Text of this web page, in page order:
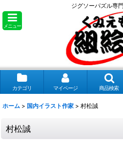
ジグソーパズル専
メニュー
カテゴリ マイページ 商品検索
ホーム > 国内イラスト作家 > 村松誠
村松誠